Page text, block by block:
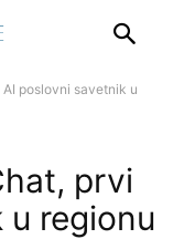
poslovni savetnik u
prvi
u regionu